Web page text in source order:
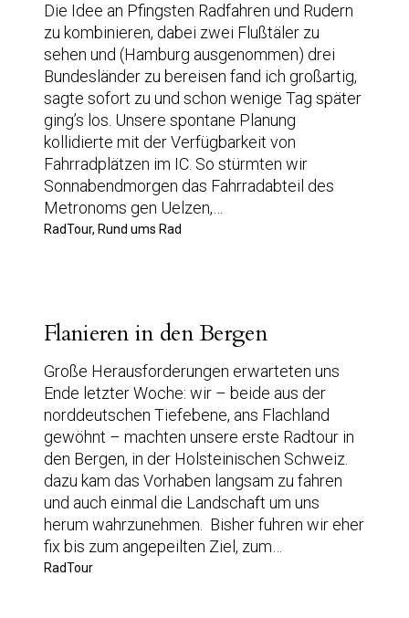
Die Idee an Pfingsten Radfahren und Rudern
zu kombinieren, dabei zwei Flußtäler zu
sehen und (Hamburg ausgenommen) drei
Bundesländer zu bereisen fand ich großartig,
sagte sofort zu und schon wenige Tag später
ging’s los. Unsere spontane Planung
kollidierte mit der Verfügbarkeit von
Fahrradplätzen im IC. So stürmten wir
Sonnabendmorgen das Fahrradabteil des
Metronoms gen Uelzen,…
RadTour, Rund ums Rad
Flanieren in den Bergen
Große Herausforderungen erwarteten uns
Ende letzter Woche: wir – beide aus der
norddeutschen Tiefebene, ans Flachland
gewöhnt – machten unsere erste Radtour in
den Bergen, in der Holsteinischen Schweiz.
dazu kam das Vorhaben langsam zu fahren
und auch einmal die Landschaft um uns
herum wahrzunehmen. Bisher fuhren wir eher
fix bis zum angepeilten Ziel, zum…
RadTour